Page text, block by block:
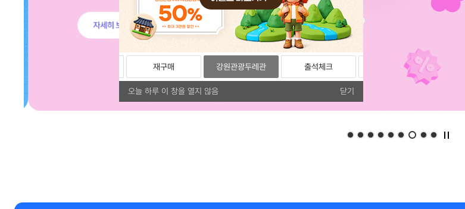
재구매 강원관광두레관 출석체크
오늘 하루 이 창을 열지 않음 닫기